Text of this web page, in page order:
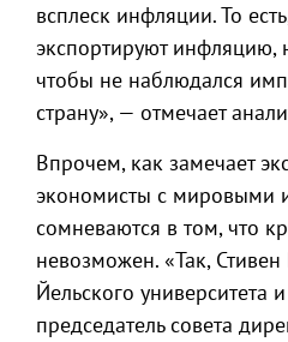
всплеск инфляции. То
экспортируют инфляцию,
чтобы не наблюдался
страну», — отмечает
Впрочем, как замечает
экономисты с мировыми
сомневаются в том, что
невозможен. «Так,
Йельского университета
председатель совета